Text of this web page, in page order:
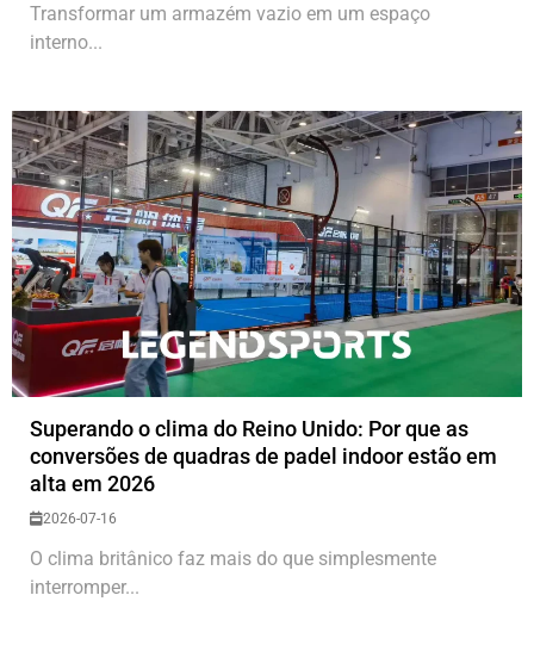
Transformar um armazém vazio em um espaço
interno...
Superando o clima do Reino Unido: Por que as
conversões de quadras de padel indoor estão em
alta em 2026
2026-07-16
O clima britânico faz mais do que simplesmente
interromper...